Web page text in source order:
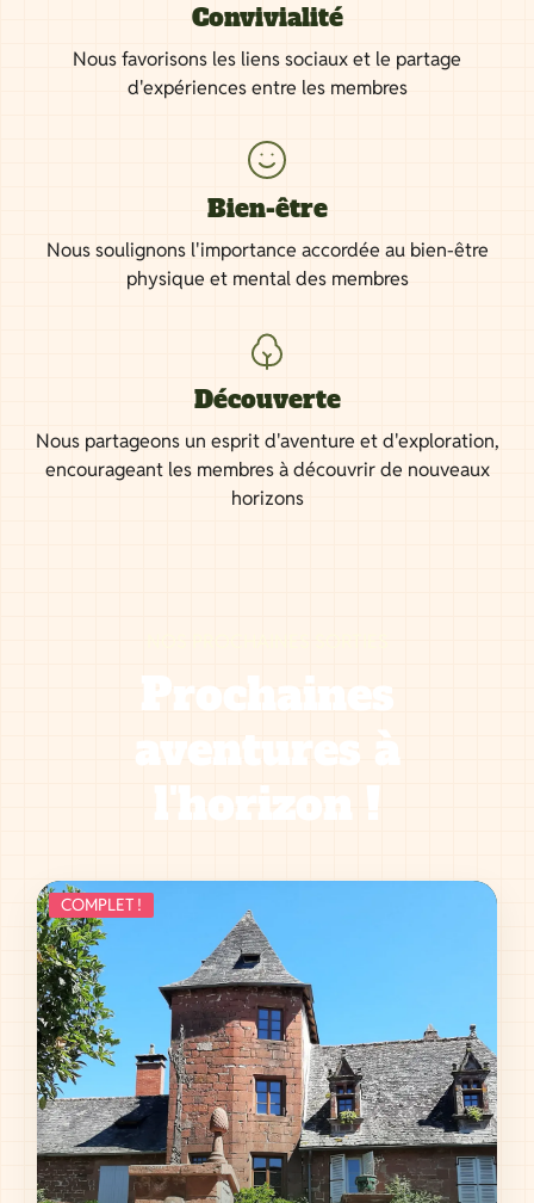
Convivialité
Nous favorisons les liens sociaux et le partage
d'expériences entre les membres
Bien-être
Nous soulignons l'importance accordée au bien-être
physique et mental des membres
Découverte
Nous partageons un esprit d'aventure et d'exploration,
encourageant les membres à découvrir de nouveaux
horizons
Prochaines
aventures à
l'horizon !
COMPLET !